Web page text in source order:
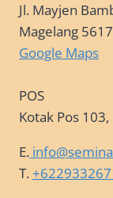
Jl. Mayjen
Magelang
Google Maps
POS
Kotak Pos
E.
T.